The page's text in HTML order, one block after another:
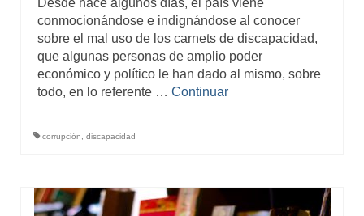
Desde hace algunos días, el país viene
conmocionándose e indignándose al conocer
sobre el mal uso de los carnets de discapacidad,
que algunas personas de amplio poder
económico y político le han dado al mismo, sobre
todo, en lo referente … Continuar
corrupción discapacidad